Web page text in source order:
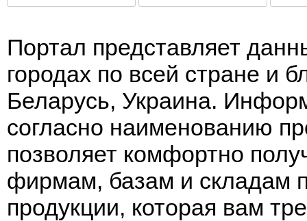
Портал представляет
городах по всей стране и
Беларусь, Украина.
согласно наименованию
позволяет комфортно
фирмам, базам и складам
продукции, которая вам